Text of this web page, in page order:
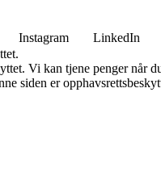
Instagram LinkedIn
Vi kan tjene penger når
siden er